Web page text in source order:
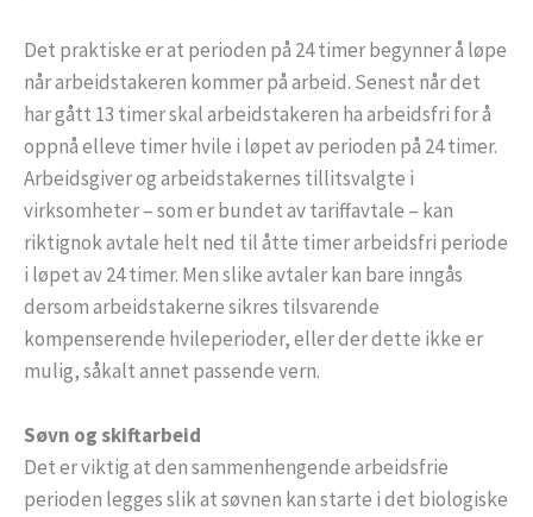
Det praktiske er at perioden på 24 timer begynner å løpe
når arbeidstakeren kommer på arbeid. Senest når det
har gått 13 timer skal arbeidstakeren ha arbeidsfri for å
oppnå elleve timer hvile i løpet av perioden på 24 timer.
Arbeidsgiver og arbeidstakernes tillitsvalgte i
virksomheter – som er bundet av tariffavtale – kan
riktignok avtale helt ned til åtte timer arbeidsfri periode
i løpet av 24 timer. Men slike avtaler kan bare inngås
dersom arbeidstakerne sikres tilsvarende
kompenserende hvileperioder, eller der dette ikke er
mulig, såkalt annet passende vern.
Søvn og skiftarbeid
Det er viktig at den sammenhengende arbeidsfrie
perioden legges slik at søvnen kan starte i det biologiske